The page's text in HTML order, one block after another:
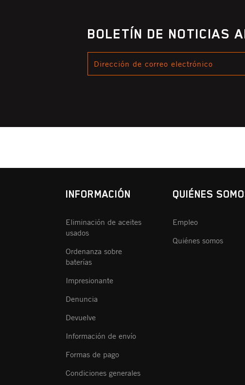
BOLETÍN DE NOTICIAS
INFORMACIÓN
Eliminación de aceites
usados
Ordenanza sobre
baterías
Impresionante
Denuncia
Devuelve
Información de envío
Formas de pago
Condiciones generales
QUIÉNES
Empleo
Quiénes somos